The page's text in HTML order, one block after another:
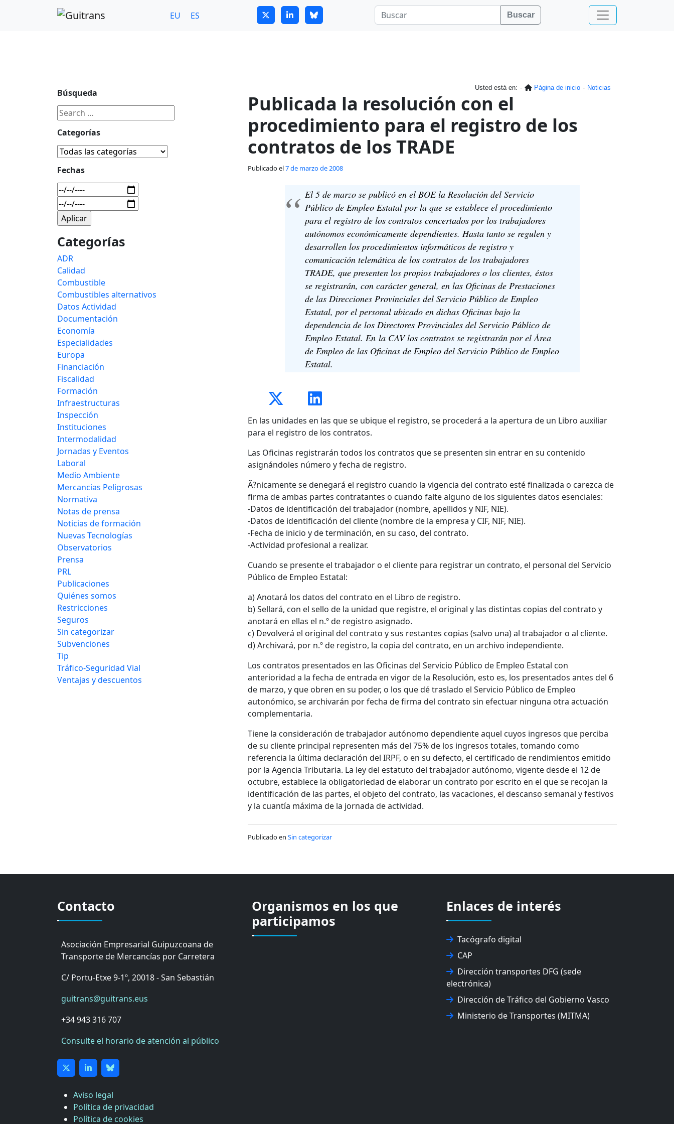
Continuar al contenido principal
C/ Portu-Etxe 9-1º, 20018-San Sebastián 943 31 67 07 guitrans@guitrans.eus
EU ES Buscar
Usted está en: Página de inicio Noticias
Publicada la resolución con el
procedimiento para el registro de los
contratos de los TRADE
Publicado el7 de marzo de 2008
El 5 de marzo se publicó en el BOE la Resolución del Servicio
Público de Empleo Estatal por la que se establece el procedimiento
para el registro de los contratos concertados por los trabajadores
autónomos económicamente dependientes. Hasta tanto se regulen y
desarrollen los procedimientos informáticos de registro y
comunicación telemática de los contratos de los trabajadores
TRADE, que presenten los propios trabajadores o los clientes, éstos
se registrarán, con carácter general, en las Oficinas de Prestaciones
de las Direcciones Provinciales del Servicio Público de Empleo
Estatal, por el personal ubicado en dichas Oficinas bajo la
dependencia de los Directores Provinciales del Servicio Público de
Empleo Estatal. En la CAV los contratos se registrarán por el Área
de Empleo de las Oficinas de Empleo del Servicio Público de Empleo
Estatal.
En las unidades en las que se ubique el registro, se procederá a la apertura de un Libro auxiliar
para el registro de los contratos.
Las Oficinas registrarán todos los contratos que se presenten sin entrar en su contenido
asignándoles número y fecha de registro.
Ã?nicamente se denegará el registro cuando la vigencia del contrato esté finalizada o carezca de
firma de ambas partes contratantes o cuando falte alguno de los siguientes datos esenciales:
-Datos de identificación del trabajador (nombre, apellidos y NIF, NIE).
-Datos de identificación del cliente (nombre de la empresa y CIF, NIF, NIE).
-Fecha de inicio y de terminación, en su caso, del contrato.
-Actividad profesional a realizar.
Cuando se presente el trabajador o el cliente para registrar un contrato, el personal del Servicio
Público de Empleo Estatal:
a) Anotará los datos del contrato en el Libro de registro.
b) Sellará, con el sello de la unidad que registre, el original y las distintas copias del contrato y
anotará en ellas el n.º de registro asignado.
c) Devolverá el original del contrato y sus restantes copias (salvo una) al trabajador o al cliente.
d) Archivará, por n.º de registro, la copia del contrato, en un archivo independiente.
Los contratos presentados en las Oficinas del Servicio Público de Empleo Estatal con
anterioridad a la fecha de entrada en vigor de la Resolución, esto es, los presentados antes del 6
de marzo, y que obren en su poder, o los que dé traslado el Servicio Público de Empleo
autonómico, se archivarán por fecha de firma del contrato sin efectuar ninguna otra actuación
complementaria.
Tiene la consideración de trabajador autónomo dependiente aquel cuyos ingresos que perciba
de su cliente principal representen más del 75% de los ingresos totales, tomando como
referencia la última declaración del IRPF, o en su defecto, el certificado de rendimientos emitido
por la Agencia Tributaria. La ley del estatuto del trabajador autónomo, vigente desde el 12 de
octubre, establece la obligatoriedad de elaborar un contrato por escrito en el que se recojan la
identificación de las partes, el objeto del contrato, las vacaciones, el descanso semanal y festivos
y la cuantía máxima de la jornada de actividad.
Publicado en Sin categorizar
Búsqueda
Categorías
Fechas
Categorías
ADR
Calidad
Combustible
Combustibles alternativos
Datos Actividad
Documentación
Economía
Especialidades
Europa
Financiación
Fiscalidad
Formación
Infraestructuras
Inspección
Instituciones
Intermodalidad
Jornadas y Eventos
Laboral
Medio Ambiente
Mercancias Peligrosas
Normativa
Notas de prensa
Noticias de formación
Nuevas Tecnologías
Observatorios
Prensa
PRL
Publicaciones
Quiénes somos
Restricciones
Seguros
Sin categorizar
Subvenciones
Tip
Tráfico-Seguridad Vial
Ventajas y descuentos
Contacto
Asociación Empresarial Guipuzcoana de
Transporte de Mercancías por Carretera
C/ Portu-Etxe 9-1º, 20018 - San Sebastián
guitrans@guitrans.eus
+34 943 316 707
Consulte el horario de atención al público
Aviso legal
Política de privacidad
Política de cookies
Organismos en los que
participamos
Enlaces de interés
Tacógrafo digital
CAP
Dirección transportes DFG (sede
electrónica)
Dirección de Tráfico del Gobierno Vasco
Ministerio de Transportes (MITMA)